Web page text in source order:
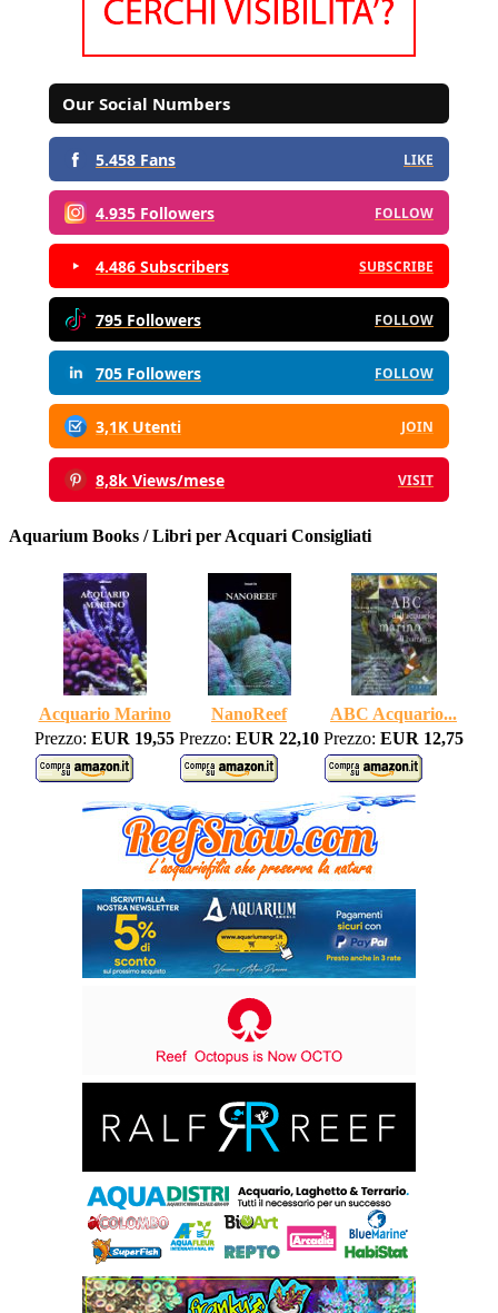
Our Social Numbers
5.458 Fans LIKE
4.935 Followers FOLLOW
4.486 Subscribers SUBSCRIBE
795 Followers FOLLOW
705 Followers FOLLOW
3,1K Utenti JOIN
8,8k Views/mese VISIT
Aquarium Books / Libri per Acquari Consigliati
Acquario Marino NanoReef
ABC Acquario...
Prezzo: EUR 19,55 Prezzo: EUR 22,10 Prezzo: EUR 12,75